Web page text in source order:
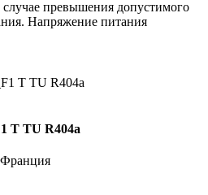
превышения допустимого
Напряжение питания
T TU R404a